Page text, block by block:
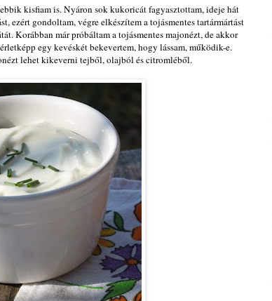
kisfiam is. Nyáron sok kukoricát fagyasztottam, ideje hát
ezért gondoltam, végre elkészítem a tojásmentes tartármártást
Korábban már próbáltam a tojásmentes majonézt, de akkor
egy kevéskét bekevertem, hogy lássam, működik-e.
lehet kikeverni tejből, olajból és citromléből.